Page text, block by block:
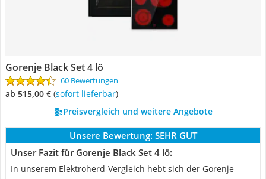
Gorenje Black Set 4 lö
60 Bewertungen
ab 515,00 € ( Sofort lieferbar)
Preisvergleich und weitere Angebote
Unsere Bewertung: SEHR GUT
Unser Fazit für Gorenje Black Set 4 lö:
In unserem Elektroherd-Vergleich hebt sich der Gorenje